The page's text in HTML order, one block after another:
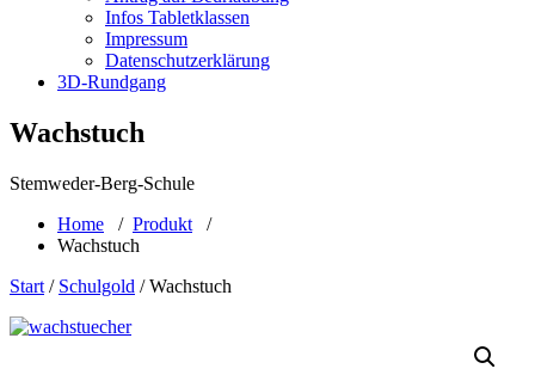
Infos Tabletklassen
Impressum
Datenschutzerklärung
3D-Rundgang
Wachstuch
Stemweder-Berg-Schule
Home / Produkt /
Wachstuch
Start / Schulgold / Wachstuch